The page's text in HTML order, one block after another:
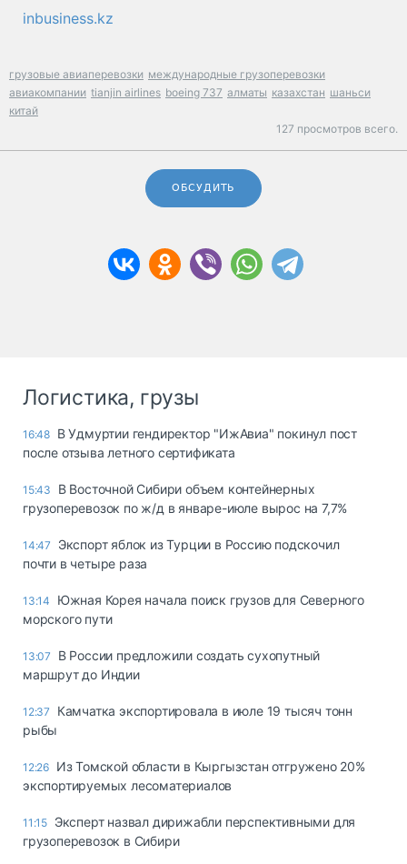
inbusiness.kz
грузовые авиаперевозки международные грузоперевозки
авиакомпании tianjin airlines boeing 737 алматы казахстан шаньси
китай
127 просмотров всего.
ОБСУДИТЬ
Логистика, грузы
16:48 В Удмуртии гендиректор "ИжАвиа" покинул пост
после отзыва летного сертификата
15:43
В Восточной Сибири объем контейнерных
грузоперевозок по ж/д в январе-июле вырос на 7,7%
14:47
Экспорт яблок из Турции в Россию подскочил
почти в четыре раза
13:14
Южная Корея начала поиск грузов для Северного
морского пути
13:07
В России предложили создать сухопутный
маршрут до Индии
12:37
Камчатка экспортировала в июле 19 тысяч тонн
рыбы
12:26 Из Томской области в Кыргызстан отгружено 20%
экспортируемых лесоматериалов
11:15 Эксперт назвал дирижабли перспективными для
грузоперевозок в Сибири